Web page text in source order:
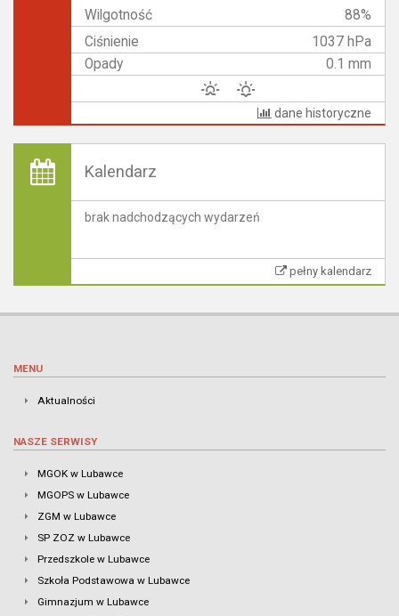
Wilgotność
88%
Ciśnienie
1037 hPa
Opady
0.1 mm
dane historyczne
Kalendarz
brak nadchodzących wydarzeń
pełny kalendarz
MENU
Aktualności
NASZE SERWISY
MGOK w Lubawce
MGOPS w Lubawce
ZGM w Lubawce
SP ZOZ w Lubawce
Przedszkole w Lubawce
Szkoła Podstawowa w Lubawce
Gimnazjum w Lubawce